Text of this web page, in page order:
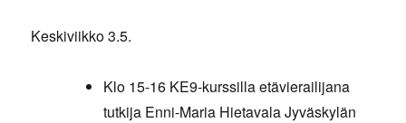
Keskiviikko 3.5.
Klo 15-16 KE9-kurssilla etävierailijana
tutkija Enni-Maria Hietavala Jyväskylän